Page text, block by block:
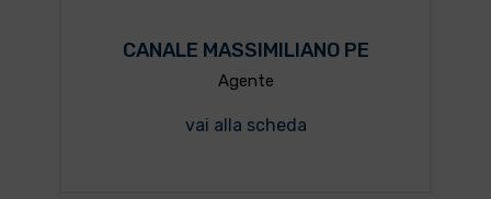
CANALE MASSIMILIANO PE
Agente
vai alla scheda